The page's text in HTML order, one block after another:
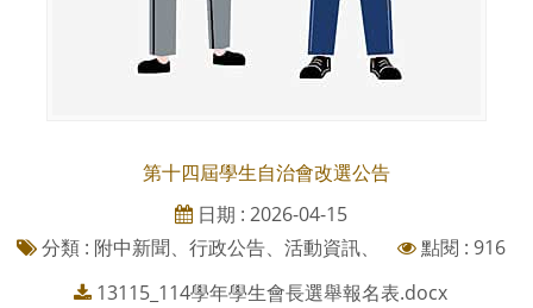
第十四屆學生自治會改選公告
日期 : 2026-04-15
分類 : 附中新聞、行政公告、活動資訊、
點閱 : 916
13115_114學年學生會長選舉報名表.docx